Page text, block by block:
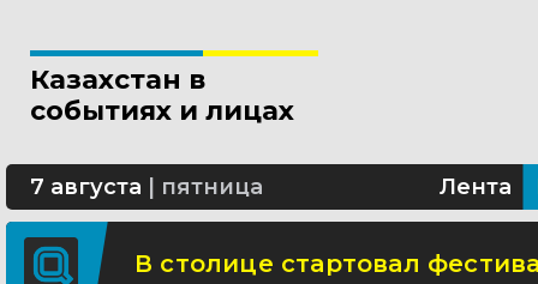
Казахстан в
событиях и лицах
7 августа пятница Лента
В Алматы благоустраивают
Сколько стоит собрать
В столице стартовал